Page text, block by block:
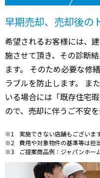
早期売却、売却後の
希望されるお客様には、
施させて頂き、その診断
ます。 そのため必要な修
ラブルを防止します。 ま
いる場合には「既存住宅
ので、売却に伴うご不安
実施できない店舗もございます
費用や対象物件の基準等は担
ご提案商品例：ジャパンホー